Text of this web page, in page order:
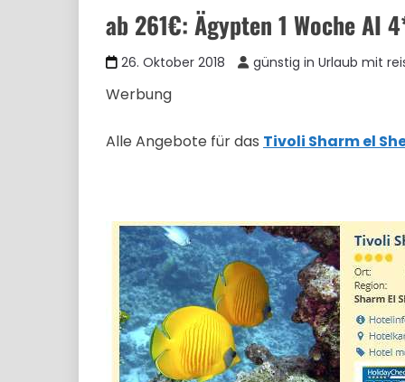
ab 261€: Ägypten 1 Woche AI
26. Oktober 2018 günstig in Urlaub mit
Werbung
Alle Angebote für das Tivoli Sharm el